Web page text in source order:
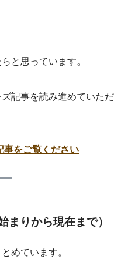
と思っています。
記事を読み進めていただ
事をご覧ください
まりから現在まで）
めています。